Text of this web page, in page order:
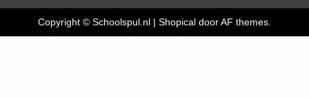
Copyright © Schoolspul.nl | Shopical door AF themes.